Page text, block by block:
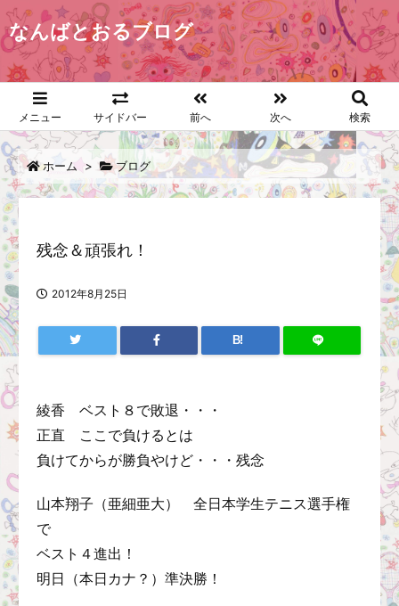
なんばとおるブログ
メニュー サイドバー 前へ 次へ 検索
ホーム > ブログ
残念＆頑張れ！
2012年8月25日
B!
綾香 ベスト８で敗退・・・
正直 ここで負けるとは
負けてからが勝負やけど・・・残念
山本翔子（亜細亜大） 全日本学生テニス選手権
で
ベスト４進出！
明日（本日カナ？）準決勝！